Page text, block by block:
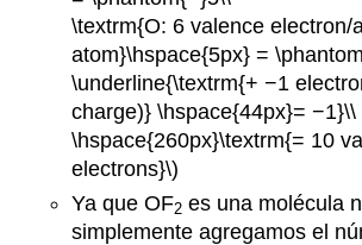
\textrm{O: 6 valence electron/
atom}\hspace{5px} =
\underline{\textrm{+ −1
charge)} \hspace{44px}= −1}\\
\hspace{260px}\textrm{= 10
electrons}\)
Ya que OF2es una molécula
simplemente agregamos el